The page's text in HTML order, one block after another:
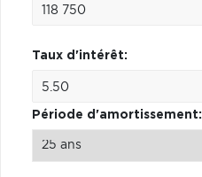
Taux d'intérêt:
Période d'amortissement: